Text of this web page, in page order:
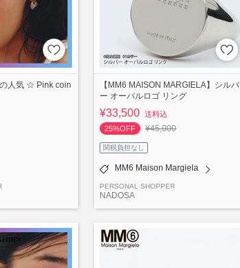
の人気 ☆ Pink coin
【MM6 MAISON MARGIELA】シルバ
ー オーバルロゴ リング
¥33,500 送料込
25%OFF
¥45,000
関税負担なし
MM6 Maison Margiela
PERSONAL SHOPPER
NADOSA